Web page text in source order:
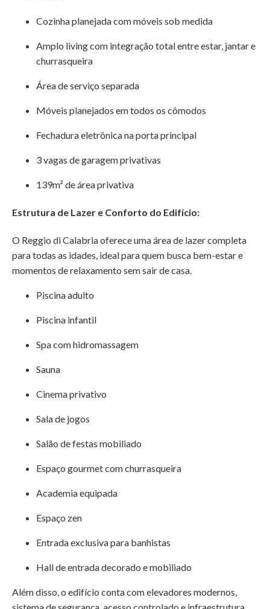
Cozinha planejada com móveis sob medida
Amplo living com integração total entre estar, jantar e
churrasqueira
Área de serviço separada
Móveis planejados em todos os cômodos
Fechadura eletrônica na porta principal
3 vagas de garagem privativas
139m² de área privativa
Estrutura de Lazer e Conforto do Edifício:
O Reggio di Calabria oferece uma área de lazer completa
para todas as idades, ideal para quem busca bem-estar e
momentos de relaxamento sem sair de casa.
Piscina adulto
Piscina infantil
Spa com hidromassagem
Sauna
Cinema privativo
Sala de jogos
Salão de festas mobiliado
Espaço gourmet com churrasqueira
Academia equipada
Espaço zen
Entrada exclusiva para banhistas
Hall de entrada decorado e mobiliado
Além disso, o edifício conta com elevadores modernos,